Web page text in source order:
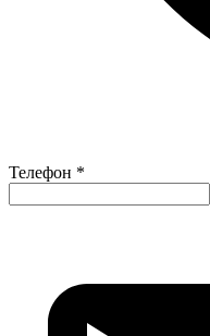
Телефон *